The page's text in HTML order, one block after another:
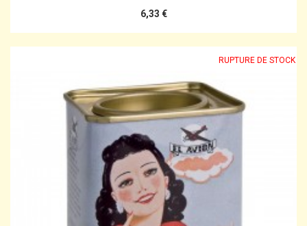
6,33 €
RUPTURE DE STOCK